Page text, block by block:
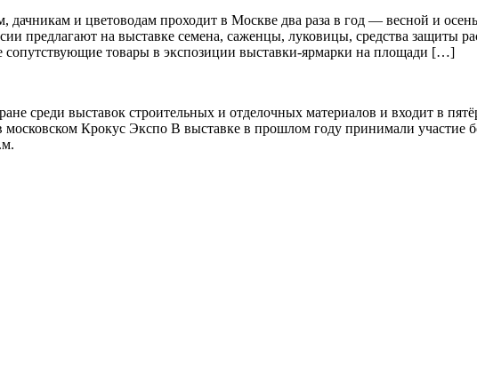
дачникам и цветоводам проходит в Москве два раза в год — весной и
предлагают на выставке семена, саженцы, луковицы, средства защиты
сопутствующие товары в экспозиции выставки-ярмарки на площади […]
среди выставок строительных и отделочных материалов и входит в
московском Крокус Экспо В выставке в прошлом году принимали участие